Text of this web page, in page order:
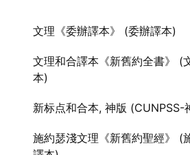
文理《委辦譯本》 (委辦譯本)
文理和合譯本《新舊約全書》 (
本)
新标点和合本, 神版 (CUNPSS-
施約瑟淺文理《新舊約聖經》 (